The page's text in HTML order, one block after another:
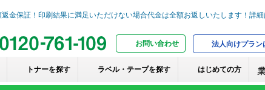
お問い合わせ 法人向けプラン
トナーを探す ラベル・テープを探す はじめての方